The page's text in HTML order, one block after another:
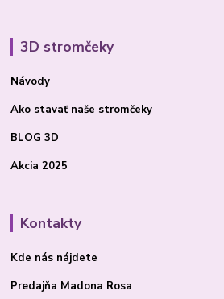
3D stromčeky
Návody
Ako stavať naše stromčeky
BLOG 3D
Akcia 2025
Kontakty
Kde nás nájdete
Predajňa Madona Rosa